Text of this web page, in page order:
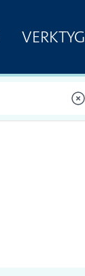
VERKTYG